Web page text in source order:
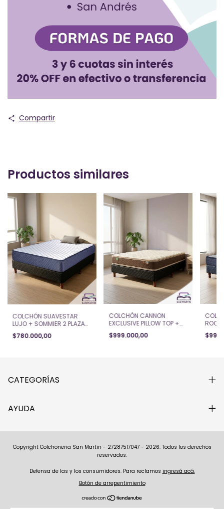
Compartir
Productos similares
COLCHÓN SUAVESTAR
LUJO + SOMMIER 2 PLAZAS
(140x190x23)
$780.000,00
COLCHÓN CANNON
EXCLUSIVE PILLOW TOP +
SOMMIER 2 PLAZAS
(140x190x30)
$999.000,00
CATEGORÍAS
AYUDA
Copyright Colchoneria San Martin - 27287517047 - 2026. Todos los derechos
reservados.
Defensa de las y los consumidores. Para reclamos ingresá acá.
Botón de arrepentimiento